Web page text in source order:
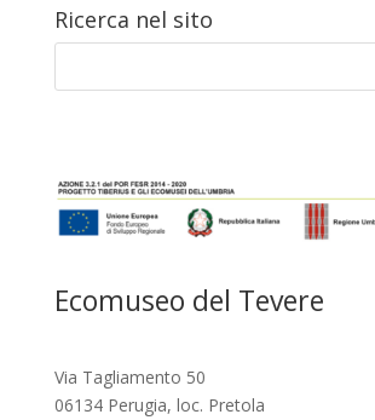
Ricerca nel sito
Ecomuseo del Tevere
Via Tagliamento 50
06134 Perugia, loc. Pretola